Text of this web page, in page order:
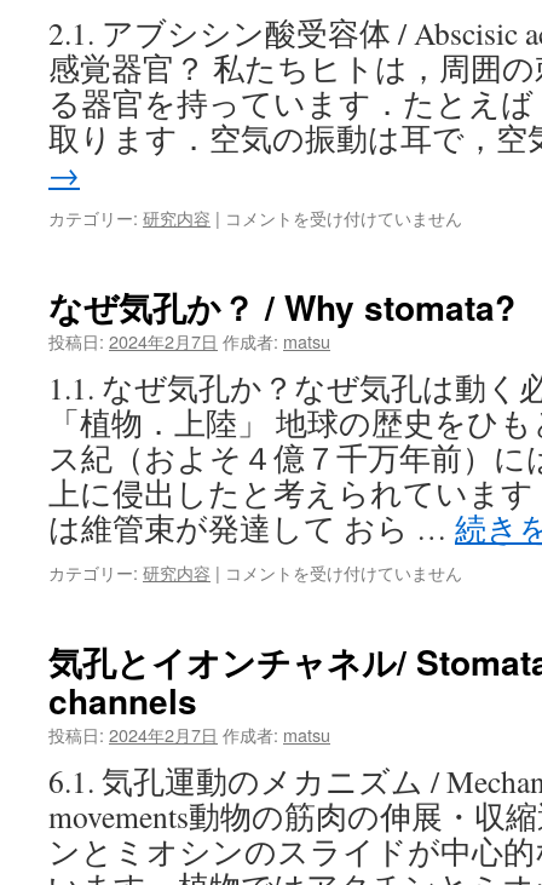
CO2
の
拡
散
/
Stomata
diffusion
leaf
は
2.1. アブシシン酸受容体 / Abscisic
感覚器官？ 私たちヒトは，周囲
る器官を持っています．たとえ
取ります．空気の振動は耳で，
→
カテゴリー: 研究内容 | 気
ブ
シ
ン
酸/
Stomata
and
abscisic
acid
は
コメントを受け付けていません
なぜ気孔か？ / Why stomata?
投稿日: 2024年2月7日 作成者: matsu
1.1. なぜ気孔か？なぜ気孔は動く
「植物．上陸」 地球の歴史をひ
ス紀（およそ４億７千万年前）
上に侵出したと考えられていま
は維管束が発達して おら … 続き
カテゴリー: 研究内容 | な
か？
stomata?
コメントを受け付けていません
気孔とイオンチャネル/
channels
投稿日: 2024年2月7日 作成者: matsu
6.1. 気孔運動のメカニズム /
movements動物の筋肉の伸展・収
ンとミオシンのスライドが中心